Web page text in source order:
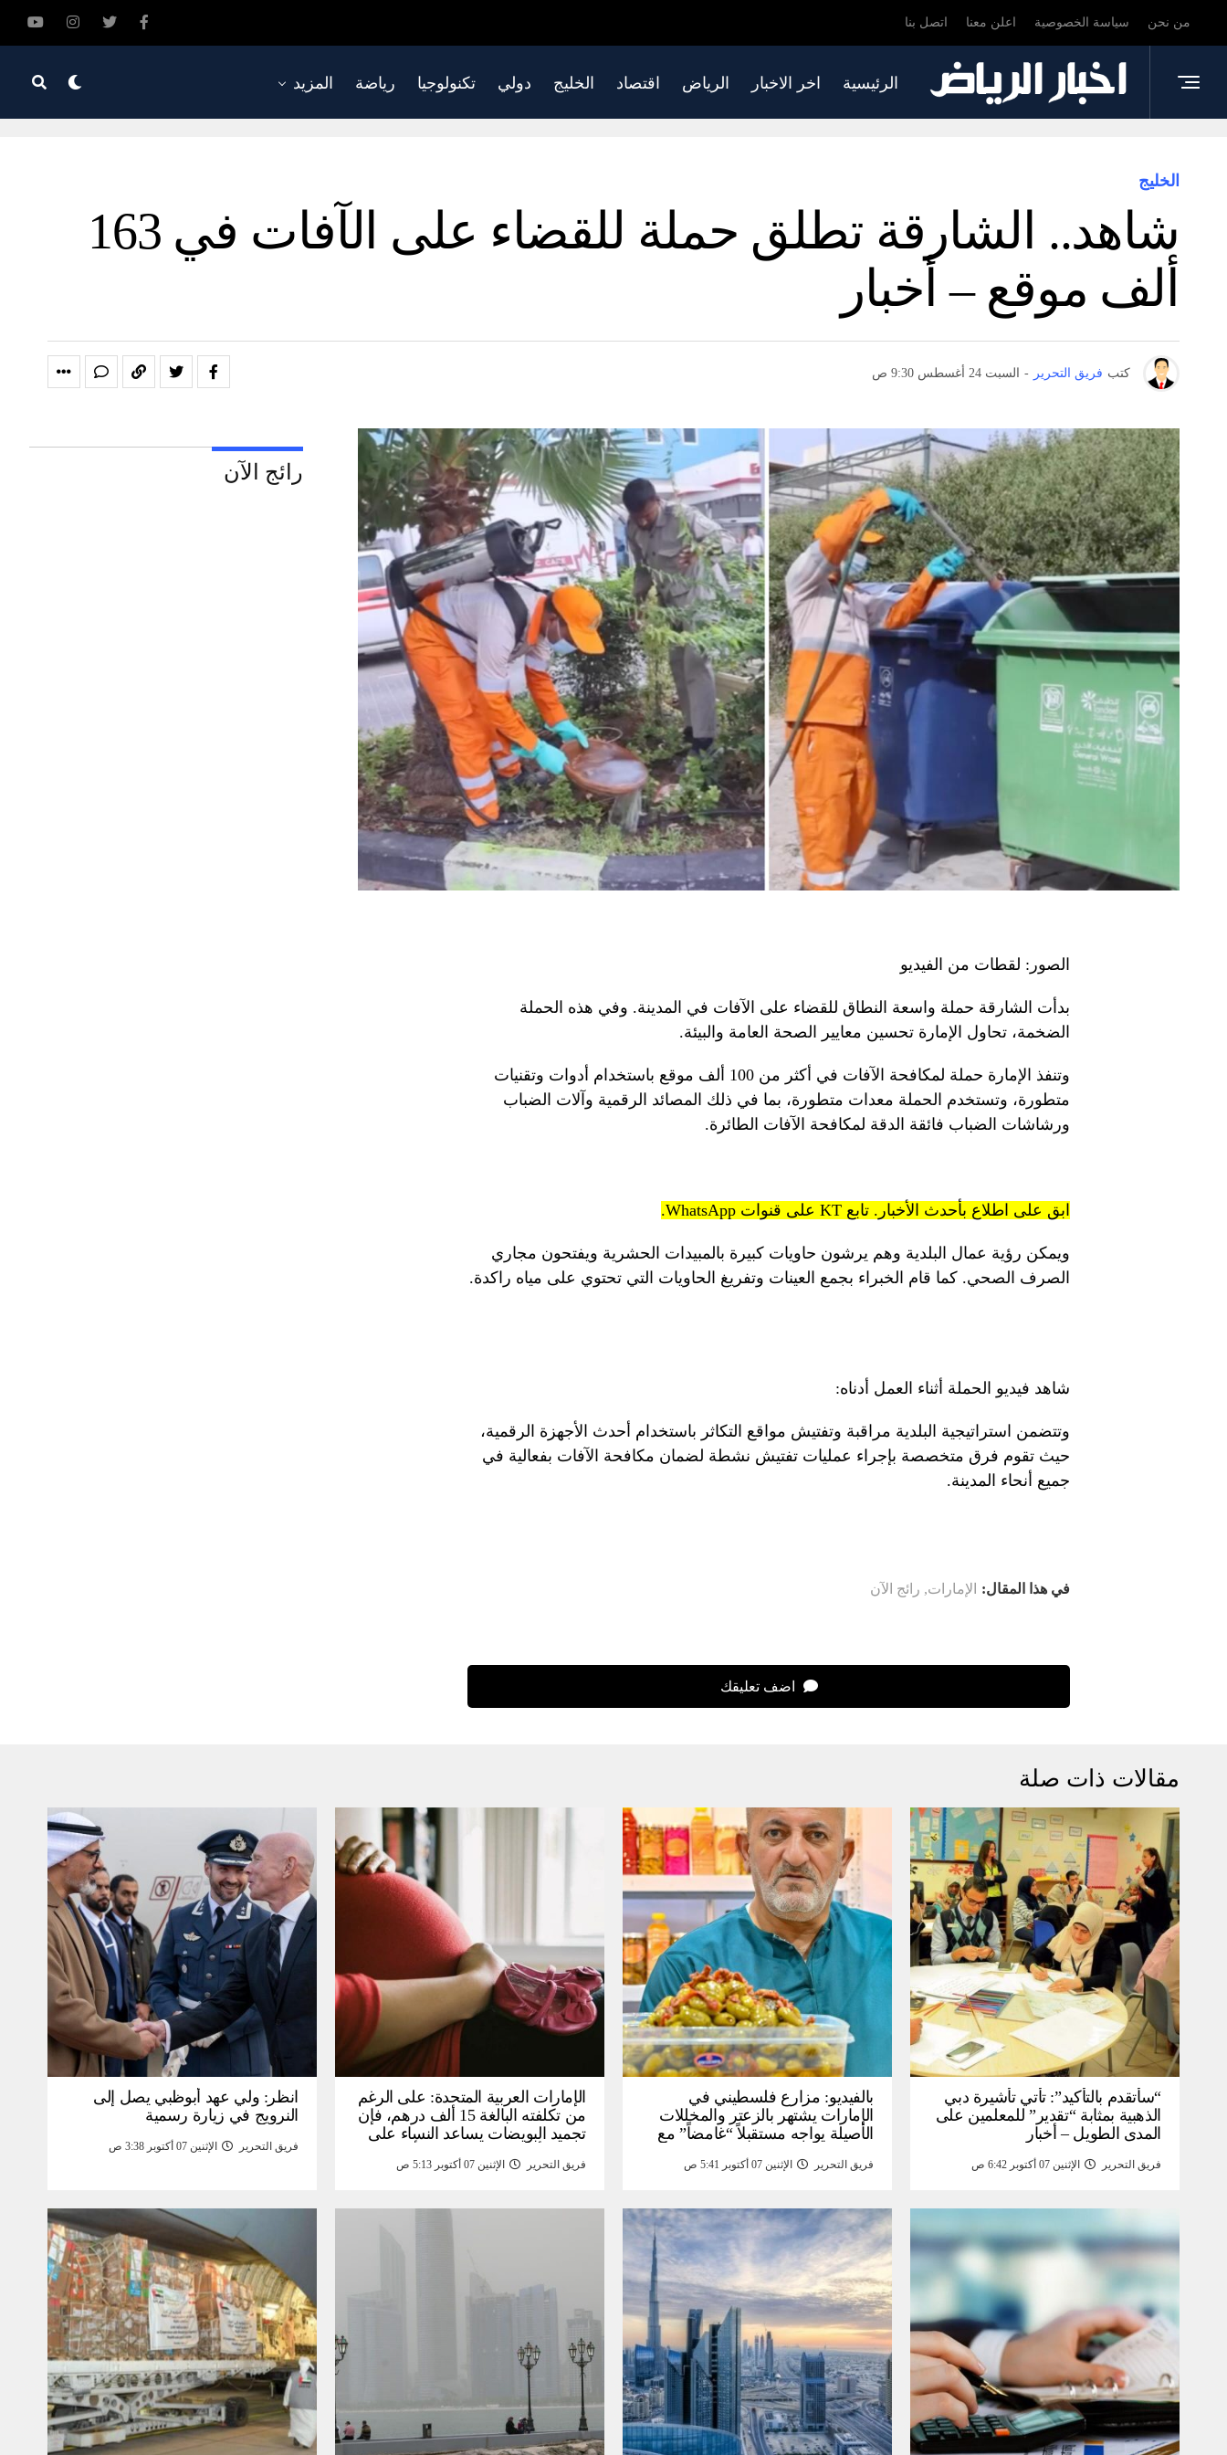
من نحن سياسة الخصوصية اعلن معنا اتصل بنا
الرئيسية اخر الاخبار الرياض اقتصاد الخليج دولي تكنولوجيا رياضة المزيد
الخليج
شاهد.. الشارقة تطلق حملة للقضاء على الآفات في 163
ألف موقع – أخبار
كتب فريق التحرير - السبت 24 أغسطس 9:30 ص
الصور: لقطات من الفيديو
بدأت الشارقة حملة واسعة النطاق للقضاء على الآفات في المدينة. وفي هذه الحملة
الضخمة، تحاول الإمارة تحسين معايير الصحة العامة والبيئة.
وتنفذ الإمارة حملة لمكافحة الآفات في أكثر من 100 ألف موقع باستخدام أدوات وتقنيات
متطورة، وتستخدم الحملة معدات متطورة، بما في ذلك المصائد الرقمية وآلات الضباب
ورشاشات الضباب فائقة الدقة لمكافحة الآفات الطائرة.
ابق على اطلاع بأحدث الأخبار. تابع KT على قنوات WhatsApp.
ويمكن رؤية عمال البلدية وهم يرشون حاويات كبيرة بالمبيدات الحشرية ويفتحون مجاري
الصرف الصحي. كما قام الخبراء بجمع العينات وتفريغ الحاويات التي تحتوي على مياه راكدة.
شاهد فيديو الحملة أثناء العمل أدناه:
وتتضمن استراتيجية البلدية مراقبة وتفتيش مواقع التكاثر باستخدام أحدث الأجهزة الرقمية،
حيث تقوم فرق متخصصة بإجراء عمليات تفتيش نشطة لضمان مكافحة الآفات بفعالية في
جميع أنحاء المدينة.
في هذا المقال: الإمارات, رائج الآن
اضف تعليقك
رائج الآن
مقالات ذات صلة
“سأتقدم بالتأكيد”: تأتي تأشيرة دبي
الذهبية بمثابة “تقدير” للمعلمين على
المدى الطويل – أخبار
فريق التحرير الإثنين 07 أكتوبر 6:42 ص
بالفيديو: مزارع فلسطيني في
الإمارات يشتهر بالزعتر والمخللات
الأصيلة يواجه مستقبلاً “غامضاً” ​​مع
خبر
فريق التحرير الإثنين 07 أكتوبر 5:41 ص
الإمارات العربية المتحدة: على الرغم
من تكلفته البالغة 15 ألف درهم، فإن
تجميد البويضات يساعد النساء على
أخبار
فريق التحرير الإثنين 07 أكتوبر 5:13 ص
انظر: ولي عهد أبوظبي يصل إلى
النرويج في زيارة رسمية
فريق التحرير الإثنين 07 أكتوبر 3:38 ص